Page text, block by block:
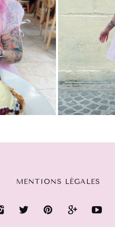
MENTIONS LÉGALES